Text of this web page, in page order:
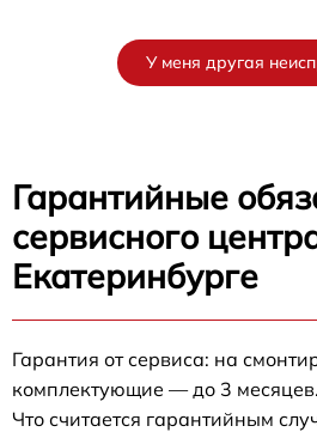
У меня другая
Гарантийные
сервисного
Екатеринбурге
Гарантия от сервиса: на
комплектующие — до 3 месяцев.
Что считается гарантийным